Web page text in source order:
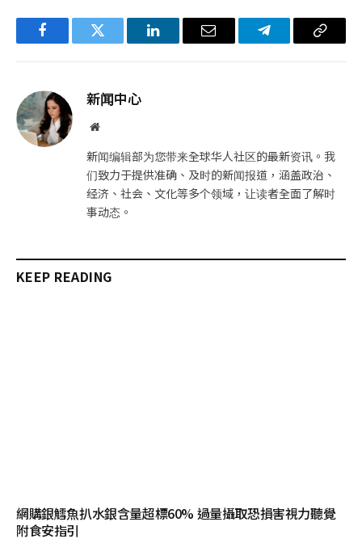
FacebookTwitter LinkedIn电
Telegram复
新闻中心
网
新闻编辑部为您带来全球华人社区的最新资讯。我
们致力于提供准确、及时的新闻报道，涵盖政治、
经济、社会、文化等多个领域，让读者全面了解时
事动态。
KEEP READING
網購銀鱈魚扒水銀含量超標60% 過量攝取恐損害視力聽覺
附食安指引